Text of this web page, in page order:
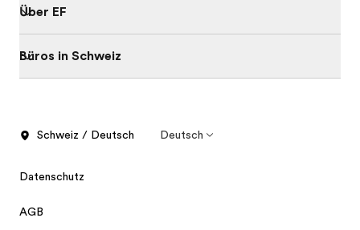
Über EF
Büros in Schweiz
Schweiz / Deutsch Deutsch
Datenschutz
AGB